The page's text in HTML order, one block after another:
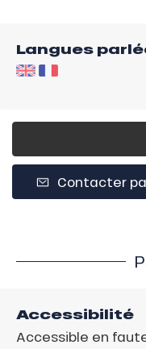
Langues
Contacter
Accessibilité
Accessible en